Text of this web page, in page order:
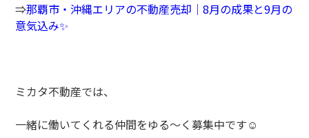
⇒那覇市・沖縄エリアの不動産売却｜8月の成果と9月の
意気込み✨
ミカタ不動産では、
一緒に働いてくれる仲間をゆる～く募集中です☺️